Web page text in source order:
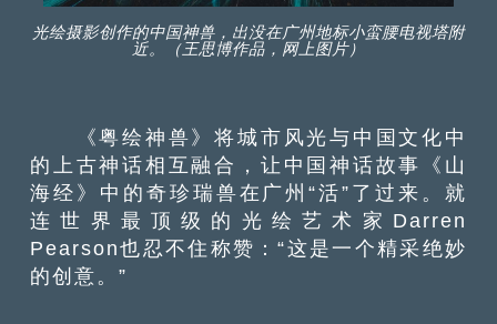
光绘摄影创作的中国神兽，出没在广州地标小蛮腰电视塔附
近。（王思博作品，网上图片）
《粤绘神兽》将城市风光与中国文化中
的
上古神话相互融合，让 中国神话故事
《山
海经》中的奇珍瑞兽在广州“活”了过来。 就
连世界最顶级的光绘艺术家 Darren
Pearson也忍不住称赞：“这是一个精采绝妙
的创意。”